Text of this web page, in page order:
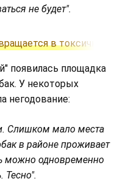
не будет".
в токсичную
появилась площадка
У некоторых
негодование:
Слишком мало места
в районе проживает
можно одновременно
Тесно".